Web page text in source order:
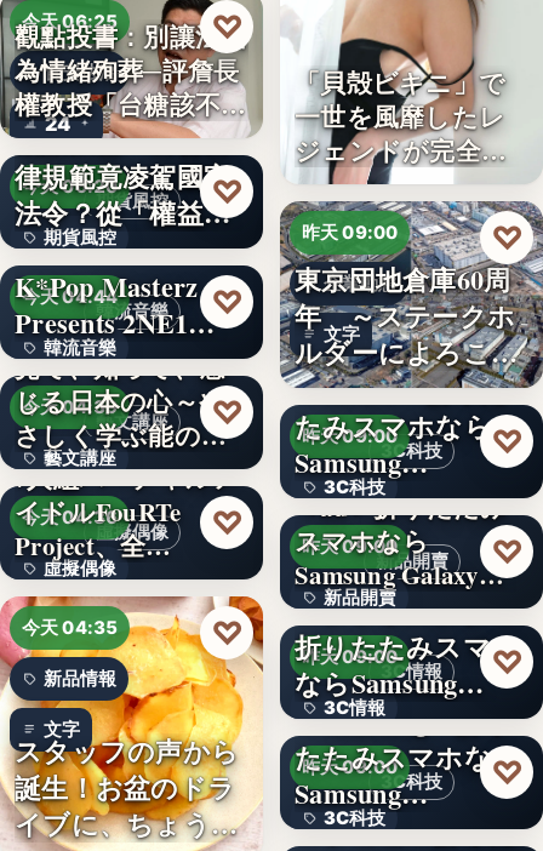
今天 06:25
食安法治
24
觀點投書：別讓法治
為情緒殉葬─評詹長
權教授「台糖該不該
通…
♡
期貨風控
今天 06:20
期貨風控
文字
觀點投書：公會自
律規範竟凌駕國家
法令？從「權益
數」定義看…
♡
韓流音樂
今天 04:44
韓流音樂
文字
K*Pop Masterz
Presents 2NE1…
♡
藝文講座
今天 04:39
藝文講座
1,000円
見て、知って、感
じる日本の心～や
さしく学ぶ能の世
界へ
♡
虛擬偶像
今天 04:36
虛擬偶像
10
7人組バーチャルア
イドルFouRTe
Project、全…
♡
今天 04:35
新品情報
文字
スタッフの声から
誕生！お盆のドラ
イブに、ちょうど
♡
「貝殻ビキニ」で
一世を風靡したレ
ジェンドが完全復
活武田久…
昨天 09:00
企業動態
文字
東京団地倉庫60周
年 ～ステークホ
ルダーによろこば
れる…
♡
3C科技
昨天 09:00
3C科技
文字
＜OPEN＞折りた
たみスマホなら
Samsung…
♡
新品開賣
昨天 09:00
新品開賣
4.1
＜au＞折りたたみ
スマホなら
Samsung Galaxy…
♡
3C情報
昨天 09:00
3C情報
文字
＜ソフトバンク＞
折りたたみスマホ
ならSamsung…
♡
3C科技
昨天 09:00
3C科技
＜Samsung＞折り
たたみスマホなら
Samsung…
♡
＜ドコモ＞折りた